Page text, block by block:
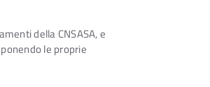
della CNSASA, e
le proprie